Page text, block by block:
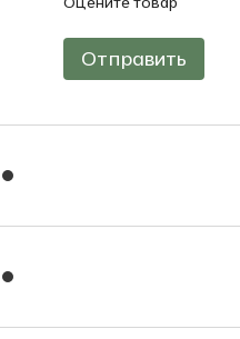
Отправить